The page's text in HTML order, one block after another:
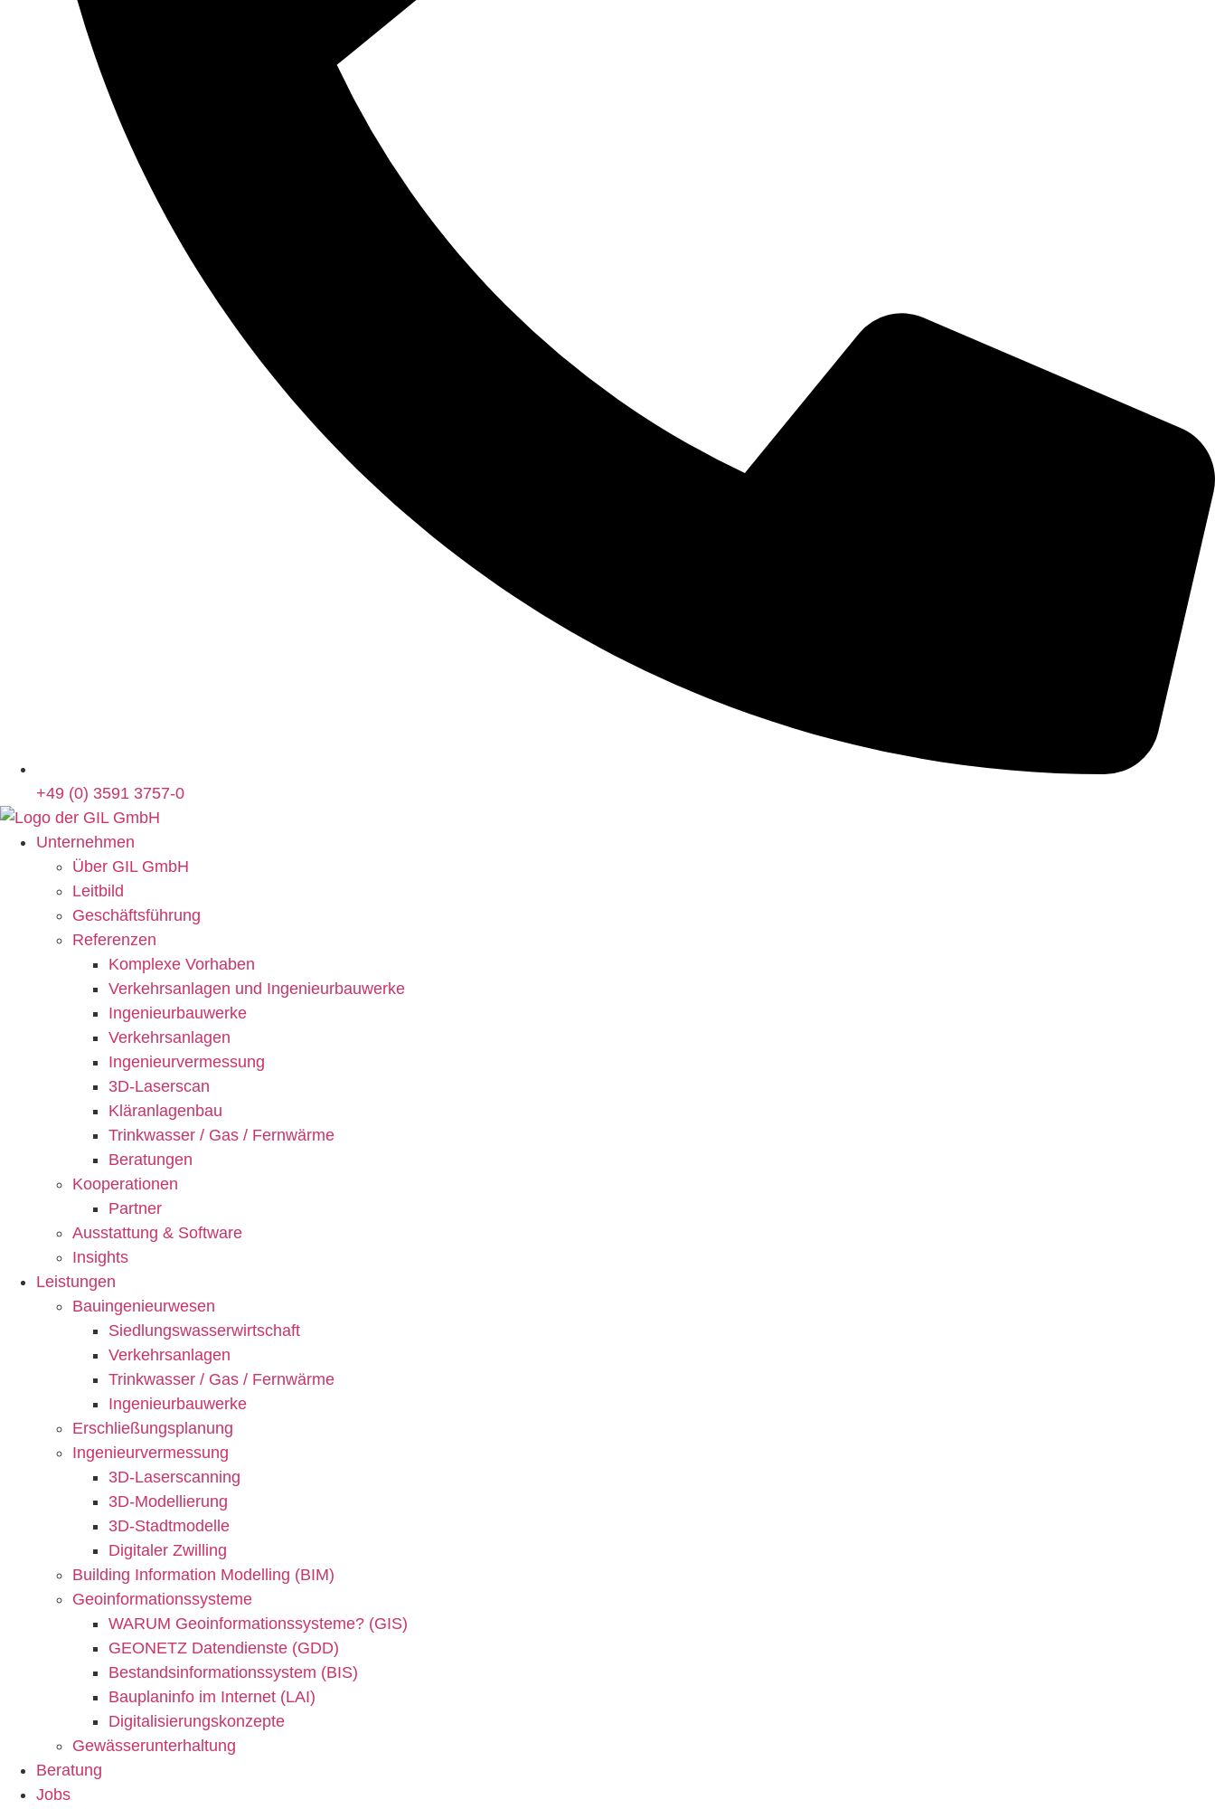
+49 (0) 3591 3757-0
Unternehmen
Über GIL GmbH
Leitbild
Geschäftsführung
Referenzen
Komplexe Vorhaben
Verkehrsanlagen und Ingenieurbauwerke
Ingenieurbauwerke
Verkehrsanlagen
Ingenieur­vermessung
3D-Laserscan
Kläranlagenbau
Trinkwasser / Gas / Fernwärme
Beratungen
Kooperationen
Partner
Ausstattung & Software
Insights
Leistungen
Bauingenieurwesen
Siedlungswasserwirtschaft
Verkehrsanlagen
Trinkwasser / Gas / Fernwärme
Ingenieurbauwerke
Erschließungsplanung
Ingenieurvermessung
3D-Laserscanning
3D-Modellierung
3D-Stadtmodelle
Digitaler Zwilling
Building Information Modelling (BIM)
Geoinformationssysteme
WARUM Geoinformationssysteme? (GIS)
GEONETZ Datendienste (GDD)
Bestandsinformationssystem (BIS)
Bauplaninfo im Internet (LAI)
Digitalisierungskonzepte
Gewässerunterhaltung
Beratung
Jobs